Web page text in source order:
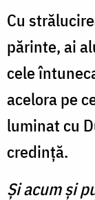
Cu
părinte, ai
cele
acelora pe
luminat cu
credinţă.
Şi acum şi